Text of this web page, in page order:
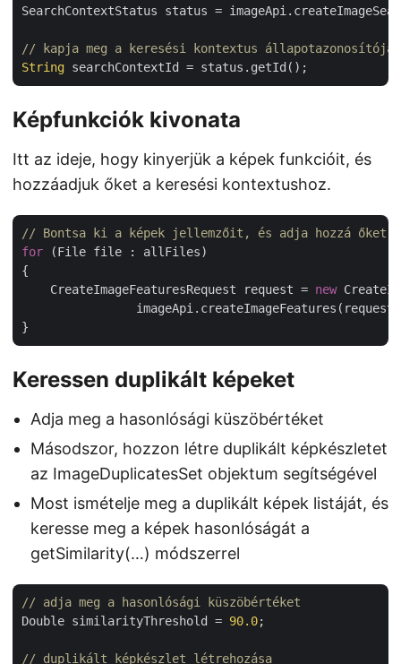
SearchContextStatus status =
// kapja meg a keresési kontextus állapotazonosítóját
String
Képfunkciók kivonata
Itt az ideje, hogy kinyerjük a képek funkcióit, és
hozzáadjuk őket a keresési kontextushoz.
// Bontsa ki a képek jellemzőit, és adja hozzá őket a
for (File file : allFiles)
{
    CreateImageFeaturesRequest request =
new
Keressen duplikált képeket
Adja meg a hasonlósági küszöbértéket
Másodszor, hozzon létre duplikált képkészletet
az ImageDuplicatesSet objektum segítségével
Most ismételje meg a duplikált képek listáját, és
keresse meg a képek hasonlóságát a
getSimilarity(…) módszerrel
// adja meg a hasonlósági küszöbértéket
Double similarityThreshold = 90.0;
// duplikált képkészlet létrehozása